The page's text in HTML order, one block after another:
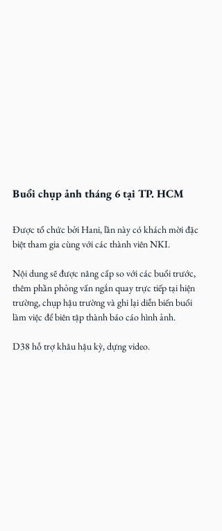
Buổi chụp ảnh tháng 6 tại TP. HCM
Được tổ chức bởi Hani, lần này có khách mời đặc
biệt tham gia cùng với các thành viên NKI.
Nội dung sẽ được nâng cấp so với các buổi trước,
thêm phần phỏng vấn ngắn quay trực tiếp tại hiện
trường, chụp hậu trường và ghi lại diễn biến buổi
làm việc để biên tập thành báo cáo hình ảnh.
D38 hỗ trợ khâu hậu kỳ, dựng video.